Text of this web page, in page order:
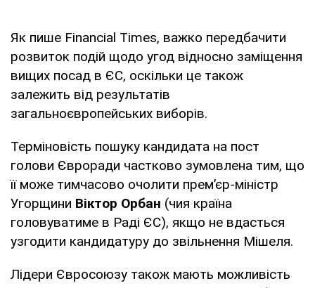
Як пише Financial Times, важко передбачити
розвиток подій щодо угод відносно заміщення
вищих посад в ЄС, оскільки це також
залежить від результатів
загальноєвропейських виборів.
Терміновість пошуку кандидата на пост
голови Євроради частково зумовлена тим, що
її може тимчасово очолити прем’єр-міністр
Угорщини Віктор Орбан (чия країна
головуватиме в Раді ЄС), якщо не вдасться
узгодити кандидатуру до звільнення Мішеля.
Лідери Євросоюзу також мають можливість